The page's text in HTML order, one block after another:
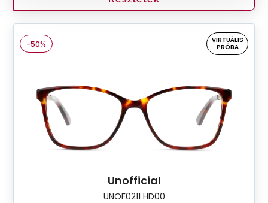
-50%
VIRTUÁLIS
PRÓBA
Unofficial
UNOF0211 HD00